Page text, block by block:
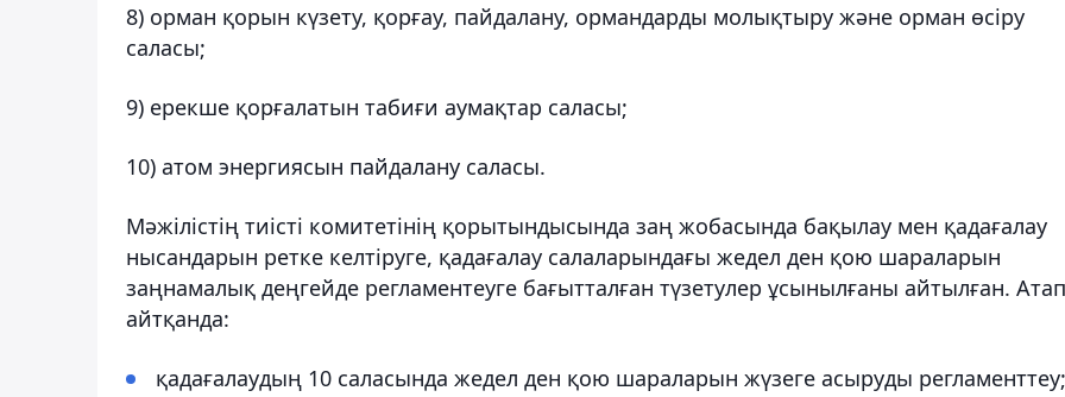
8) орман қорын күзету, қорғау, пайдалану, ормандарды молықтыру және орман өсіру
саласы;
9) ерекше қорғалатын табиғи аумақтар саласы;
10) атом энергиясын пайдалану саласы.
Мәжілістің тиісті комитетінің қорытындысында заң жобасында бақылау мен қадағалау
нысандарын ретке келтіруге, қадағалау салаларындағы жедел ден қою шараларын
заңнамалық деңгейде регламентеуге бағытталған түзетулер ұсынылғаны айтылған. Атап
айтқанда:
қадағалаудың 10 саласында жедел ден қою шараларын жүзеге асыруды регламенттеу;